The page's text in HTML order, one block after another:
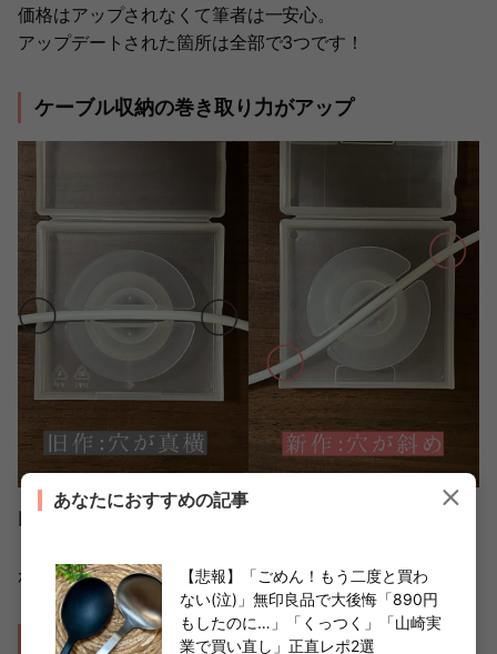
価格はアップされなくて筆者は一安心。
アップデートされた箇所は全部で3つです！
ケーブル収納の巻き取り力がアップ
以前はケーブルを通す穴の位置が真横でした。
がぐんとアップ！
スマホスタンドの調節が可能
あなたにおすすめの記事
【悲報】「ごめん！もう二度と買わ
ない(泣)」無印良品で大後悔「890円
もしたのに…」「くっつく」「山崎実
業で買い直し」正直レポ2選